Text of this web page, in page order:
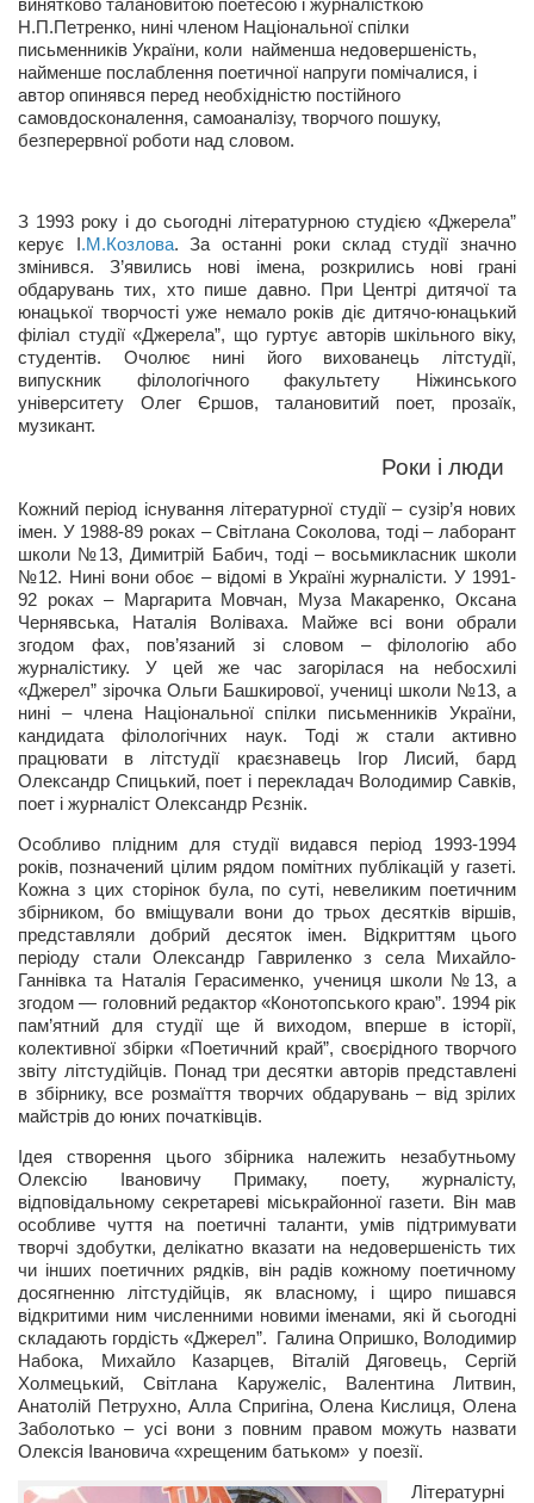
Конкурсы
Фестиваль. Конкурс «Колибри» 2017
Конкурс «Колибри» 2016
Конкурс «Колибри» 2015
Конкурс «Колибри — детям!» 2014
Конкурс «Колибри» 2013
Интервью
Афиша
Афиша Киев
винятково талановитою поетесою і журналісткою
Н.П.Петренко, нині членом Національної спілки
письменників України, коли найменша недовершеність,
найменше послаблення поетичної напруги помічалися, і
автор опинявся перед необхідністю постійного
самовдосконалення, самоаналізу, творчого пошуку,
безперервної роботи над словом.
З 1993 року і до сьогодні літературною студією «Джерела”
керує І.М.Козлова. За останні роки склад студії значно
змінився. З’явились нові імена, розкрились нові грані
обдарувань тих, хто пише давно. При Центрі дитячої та
юнацької творчості уже немало років діє дитячо-юнацький
філіал студії «Джерела”, що гуртує авторів шкільного віку,
студентів. Очолює нині його вихованець літстудії,
випускник філологічного факультету Ніжинського
університету Олег Єршов, талановитий поет, прозаїк,
музикант.
Роки і люди
Кожний період існування літературної студії – сузір’я нових
імен. У 1988-89 роках – Світлана Соколова, тоді – лаборант
школи №13, Димитрій Бабич, тоді – восьмикласник школи
№12. Нині вони обоє – відомі в Україні журналісти. У 1991-
92 роках – Маргарита Мовчан, Муза Макаренко, Оксана
Чернявська, Наталія Воліваха. Майже всі вони обрали
згодом фах, пов’язаний зі словом – філологію або
журналістику. У цей же час загорілася на небосхилі
«Джерел” зірочка Ольги Башкирової, учениці школи №13, а
нині – члена Національної спілки письменників України,
кандидата філологічних наук. Тоді ж стали активно
працювати в літстудії краєзнавець Ігор Лисий, бард
Олександр Спицький, поет і перекладач Володимир Савків,
поет і журналіст Олександр Рєзнік.
Особливо плідним для студії видався період 1993-1994
років, позначений цілим рядом помітних публікацій у газеті.
Кожна з цих сторінок була, по суті, невеликим поетичним
збірником, бо вміщували вони до трьох десятків віршів,
представляли добрий десяток імен. Відкриттям цього
періоду стали Олександр Гавриленко з села Михайло-
Ганнівка та Наталія Герасименко, учениця школи №13, а
згодом — головний редактор «Конотопського краю”. 1994 рік
пам’ятний для студії ще й виходом, вперше в історії,
колективної збірки «Поетичний край”, своєрідного творчого
звіту літстудійців. Понад три десятки авторів представлені
в збірнику, все розмаїття творчих обдарувань – від зрілих
майстрів до юних початківців.
Ідея створення цього збірника належить незабутньому
Олексію Івановичу Примаку, поету, журналісту,
відповідальному секретареві міськрайонної газети. Він мав
особливе чуття на поетичні таланти, умів підтримувати
творчі здобутки, делікатно вказати на недовершеність тих
чи інших поетичних рядків, він радів кожному поетичному
досягненню літстудійців, як власному, і щиро пишався
відкритими ним численними новими іменами, які й сьогодні
складають гордість «Джерел”. Галина Опришко, Володимир
Набока, Михайло Казарцев, Віталій Дяговець, Сергій
Холмецький, Світлана Каружеліс, Валентина Литвин,
Анатолій Петрухно, Алла Спригіна, Олена Кислиця, Олена
Заболотько – усі вони з повним правом можуть назвати
Олексія Івановича «хрещеним батьком» у поезії.
Літературні